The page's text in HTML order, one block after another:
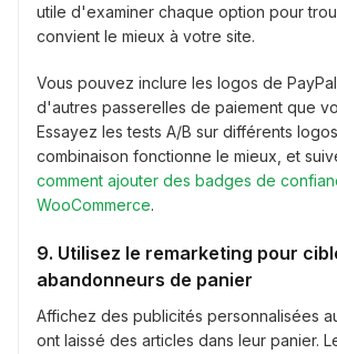
utile d'examiner chaque option pour
convient le mieux à votre site.
Vous pouvez inclure les logos de
d'autres passerelles de paiement que
Essayez les tests A/B sur différents
combinaison fonctionne le mieux, et
comment ajouter des badges de
WooCommerce.
9. Utilisez le remarketing pour
abandonneurs de panier
Affichez des publicités personnalisées
ont laissé des articles dans leur panier.